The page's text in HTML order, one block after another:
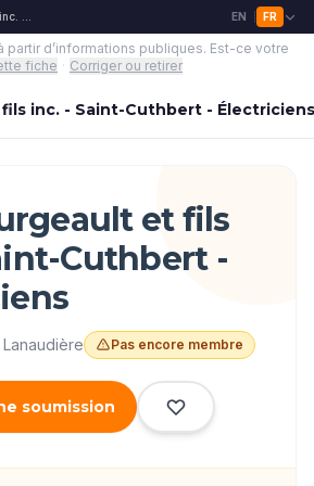
- Saint-Cuthbert - Électriciens EN FR
d’informations publiques. Est-ce votre
fiche · Corriger ou retirer
inc. - Saint-Cuthbert - Électriciens
et fils
Cuthbert -
Lanaudière Pas encore membre
soumission